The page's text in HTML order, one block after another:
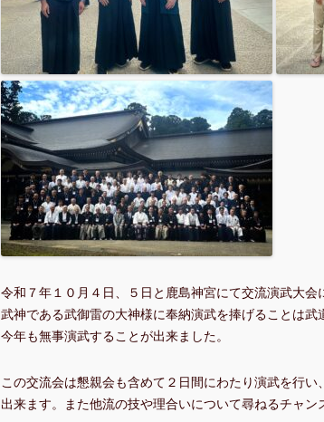
令和７年１０月４日、５日と鹿島神宮にて交流演武大会
武神である武御雷の大神様に奉納演武を捧げることは武
今年も無事演武することが出来ました。
この交流会は懇親会も含めて２日間にわたり演武を行
出来ます。また他流の技や理合いについて尋ねるチャン